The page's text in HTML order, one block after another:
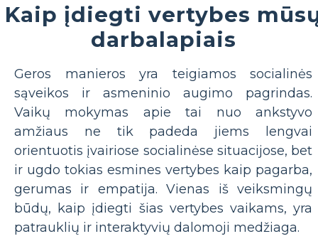
Kaip įdiegti vertybes
darbalapiais
Geros manieros yra teigiamos socialinės
sąveikos ir asmeninio augimo pagrindas.
Vaikų mokymas apie tai nuo ankstyvo
amžiaus ne tik padeda jiems lengvai
orientuotis įvairiose socialinėse situacijose, bet
ir ugdo tokias esmines vertybes kaip pagarba,
gerumas ir empatija. Vienas iš veiksmingų
būdų, kaip įdiegti šias vertybes vaikams, yra
patrauklių ir interaktyvių dalomoji medžiaga.